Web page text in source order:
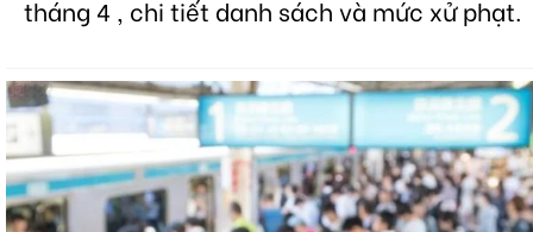
tháng 4 , chi tiết danh sách và mức xử phạt.